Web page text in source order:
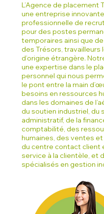
L’Agence de placement
une entreprise
professionnelle de
pour des postes
temporaires ainsi que
des Trésors, travailleurs
d’origine étrangère.
une expertise dans le
personnel qui nous
le pont entre la main
besoins en ressources
dans les domaines de
du soutien industriel, du
administratif, de la
comptabilité, des
humaines, des ventes
du centre contact client
service à la clientèle, et
spécialisés en gestion